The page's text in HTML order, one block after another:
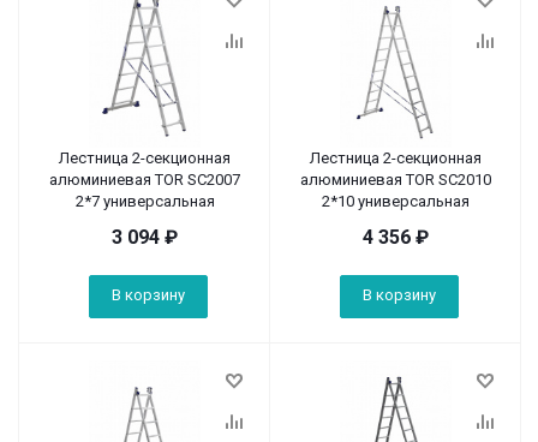
Лестница 2-секционная
алюминиевая TOR SC2007
2*7 универсальная
3 094 ₽
В корзину
Лестница 2-секционная
алюминиевая TOR SC2010
2*10 универсальная
4 356 ₽
В корзину